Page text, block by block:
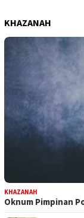
KHAZANAH
KHAZANAH
Oknum Pimpinan